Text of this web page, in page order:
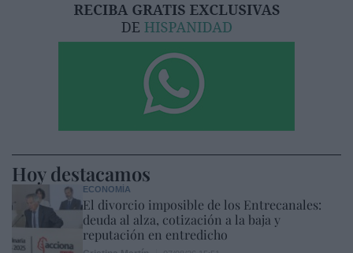
Hoy destacamos
ECONOMÍA
El divorcio imposible de los Entrecanales:
deuda al alza, cotización a la baja y
reputación en entredicho